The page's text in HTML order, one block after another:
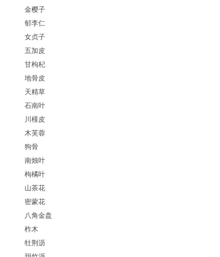
金樱子
郁李仁
女贞子
五加皮
甘枸杞
地骨皮
天精草
石南叶
川槿皮
木芙蓉
狗骨
南烛叶
枸橘叶
山茶花
密蒙花
八角金盘
柞木
牡荆沥